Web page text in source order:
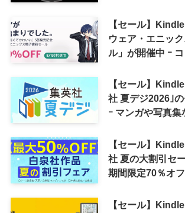
【セール】
ウェア・エニッ
ル」が開催中 ｰ
【セール】
社 夏デジ2026｣
ｰ マンガや写真
【セール】
社 夏の大割引セ
期間限定70％オ
【セール】